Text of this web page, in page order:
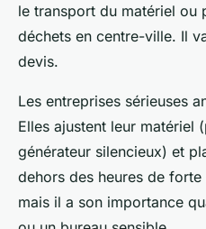
le transport du matériel ou
déchets en centre-ville. Il
devis.
Les entreprises sérieuses
Elles ajustent leur matériel
générateur silencieux) et
dehors des heures de forte
mais il a son importance